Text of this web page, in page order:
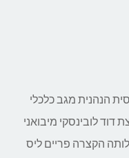
הנהנית מגב כלכלי
לובינסקי מיבואני
הקצרה פריים ליס